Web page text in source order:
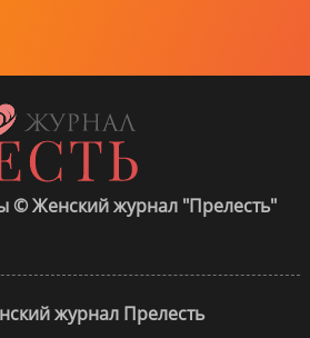
© Женский журнал "Прелесть"
журнал Прелесть